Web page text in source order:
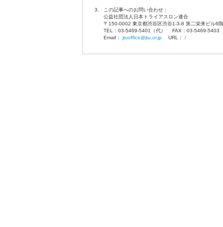
3.
この記事へのお問い合わせ：
公益社団法人日本トライアスロン連合
〒150-0002 東京都渋谷区渋谷1-3-8 第二栄来ビル6階
TEL：03-5469-5401（代） FAX：03-5469-
Email： jtuoffice@jtu.or.jpURL： /